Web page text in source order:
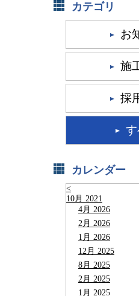
カテゴリ
お
施
採
す
カレンダー
<
10月 2021
4月 2026
2月 2026
1月 2026
12月 2025
8月 2025
2月 2025
1月 2025